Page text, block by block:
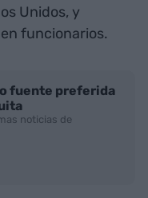
Unidos, y
funcionarios.
fuente preferida
noticias de